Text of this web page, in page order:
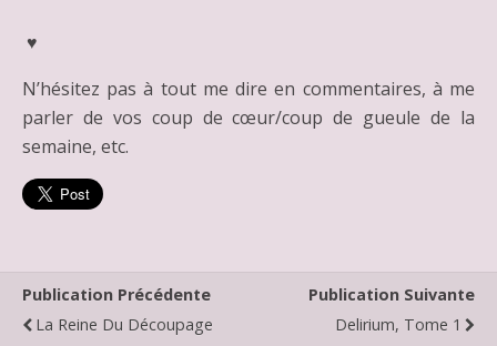
♥
N’hésitez pas à tout me dire en commentaires, à me
parler de vos coup de cœur/coup de gueule de la
semaine, etc.
Publication Précédente
La Reine Du Découpage
Publication Suivante
Delirium, Tome 1